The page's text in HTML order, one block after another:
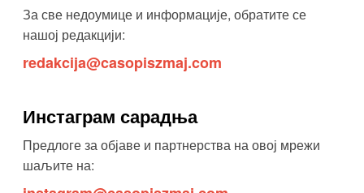
За све недоумице и информације, обратите се
нашој редакцији:
redakcija@casopiszmaj.com
Инстаграм сарадња
Предлоге за објаве и партнерства на овој мрежи
шаљите на: